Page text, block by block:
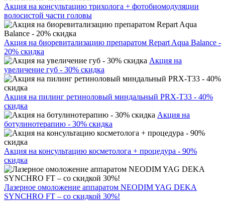
Акция на консультацию трихолога + фотобиомодуляции
волосистой части головы
Акция на биоревитализацию препаратом Repart Aqua Balance -
20% скидка
Акция на
увеличение губ - 30% скидка
Акция на пилинг ретиноловый миндальный PRX-T33 - 40%
скидка
Акция на
ботулинотерапию - 30% скидка
Акция на консультацию косметолога + процедура - 90%
скидка
Лазерное омоложение аппаратом NEODIM YAG DEKA
SYNCHRO FT – со скидкой 30%!